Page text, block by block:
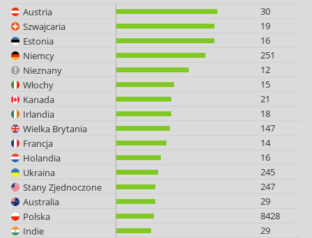
Austria
30
Szwajcaria
19
Estonia
16
Niemcy
251
Nieznany
12
Włochy
15
Kanada
21
Irlandia
18
Wielka Brytania
147
Francja
14
Holandia
16
Ukraina
245
Stany Zjednoczone
247
Australia
29
Polska
8428
Indie
29